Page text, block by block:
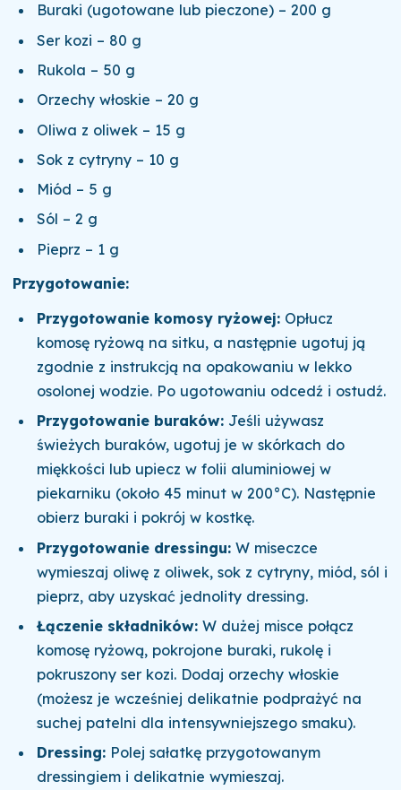
Buraki (ugotowane lub pieczone) – 200 g
Ser kozi – 80 g
Rukola – 50 g
Orzechy włoskie – 20 g
Oliwa z oliwek – 15 g
Sok z cytryny – 10 g
Miód – 5 g
Sól – 2 g
Pieprz – 1 g
Przygotowanie:
Przygotowanie komosy ryżowej: Opłucz
komosę ryżową na sitku, a następnie ugotuj ją
zgodnie z instrukcją na opakowaniu w lekko
osolonej wodzie. Po ugotowaniu odcedź i ostudź.
Przygotowanie buraków: Jeśli używasz
świeżych buraków, ugotuj je w skórkach do
miękkości lub upiecz w folii aluminiowej w
piekarniku (około 45 minut w 200°C). Następnie
obierz buraki i pokrój w kostkę.
Przygotowanie dressingu:W miseczce
wymieszaj oliwę z oliwek, sok z cytryny, miód, sól i
pieprz, aby uzyskać jednolity dressing.
Łączenie składników: W dużej misce połącz
komosę ryżową, pokrojone buraki, rukolę i
pokruszony ser kozi. Dodaj orzechy włoskie
(możesz je wcześniej delikatnie podprażyć na
suchej patelni dla intensywniejszego smaku).
Dressing: Polej sałatkę przygotowanym
dressingiem i delikatnie wymieszaj.